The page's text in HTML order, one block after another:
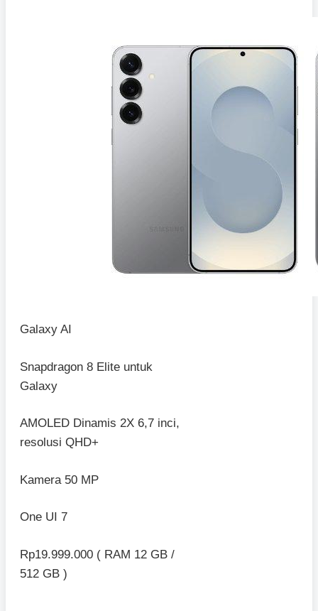
Galaxy AI
Snapdragon 8 Elite untuk
Galaxy
AMOLED Dinamis 2X 6,7 inci,
resolusi QHD+
Kamera 50 MP
One UI 7
Rp19.999.000 ( RAM 12 GB /
512 GB )